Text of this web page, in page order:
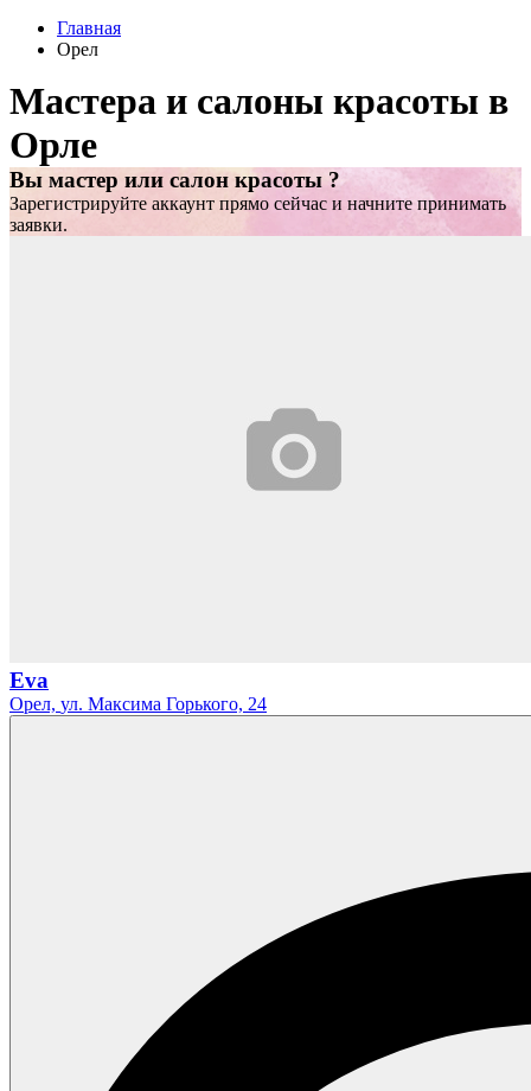
Главная
Орел
Мастера и салоны красоты в
Орле
Вы мастер или салон красоты ?
Зарегистрируйте аккаунт прямо сейчас и начните принимать
заявки.
Eva
Орел, ул. Максима Горького, 24